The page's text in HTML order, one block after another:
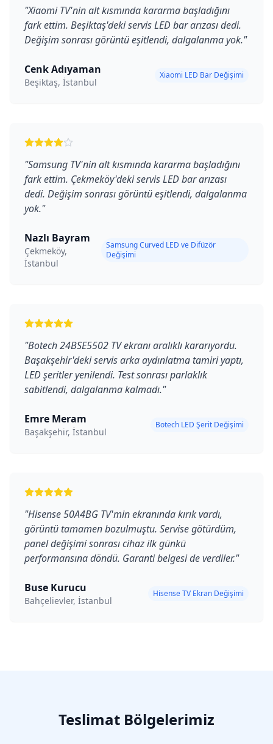
"Xiaomi TV'nin alt kısmında kararma başladığını
fark ettim. Beşiktaş'deki servis LED bar arızası dedi.
Değişim sonrası görüntü eşitlendi, dalgalanma yok."
Cenk Adıyaman
Beşiktaş, İstanbul
Xiaomi LED Bar Değişimi
"Samsung TV'nin alt kısmında kararma başladığını
fark ettim. Çekmeköy'deki servis LED bar arızası
dedi. Değişim sonrası görüntü eşitlendi, dalgalanma
yok."
Nazlı Bayram
Çekmeköy,
İstanbul
Samsung Curved LED ve Difüzör
Değişimi
"Botech 24BSE5502 TV ekranı aralıklı kararıyordu.
Başakşehir'deki servis arka aydınlatma tamiri yaptı,
LED şeritler yenilendi. Test sonrası parlaklık
sabitlendi, dalgalanma kalmadı."
Emre Meram
Başakşehir, İstanbul
Botech LED Şerit Değişimi
"Hisense 50A4BG TV'min ekranında kırık vardı,
görüntü tamamen bozulmuştu. Servise götürdüm,
panel değişimi sonrası cihaz ilk günkü
performansına döndü. Garanti belgesi de verdiler."
Buse Kurucu
Bahçelievler, İstanbul
Hisense TV Ekran Değişimi
Teslimat Bölgelerimiz